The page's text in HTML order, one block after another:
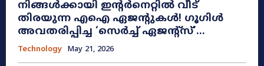
നിങ്ങൾക്കായി ഇന്റർനെറ്റിൽ വീട്
തിരയുന്ന എഐ ഏജന്റുകൾ! ഗൂഗിൾ
അവതരിപ്പിച്ച ‘സെർച്ച് ഏജന്റ്സ്’...
Technology May 21, 2026